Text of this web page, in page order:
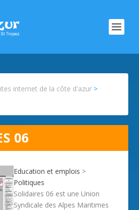
internet de la côte d'azur >
06
Education et emplois >
Politiques
Solidaires 06 est une Union
Syndicale des Alpes Maritimes